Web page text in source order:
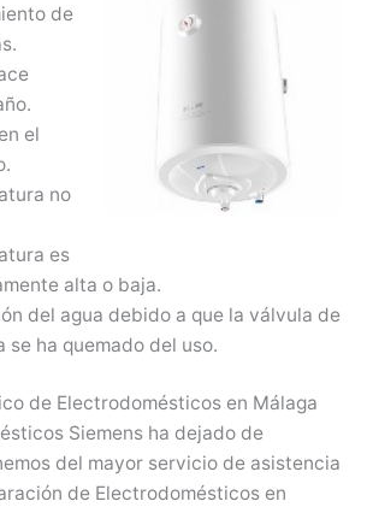
de
el
no
es
alta o baja.
del agua debido a que la válvula de
se ha quemado del uso.
de Electrodomésticos en Málaga
Siemens ha dejado de
del mayor servicio de asistencia
de Electrodomésticos en